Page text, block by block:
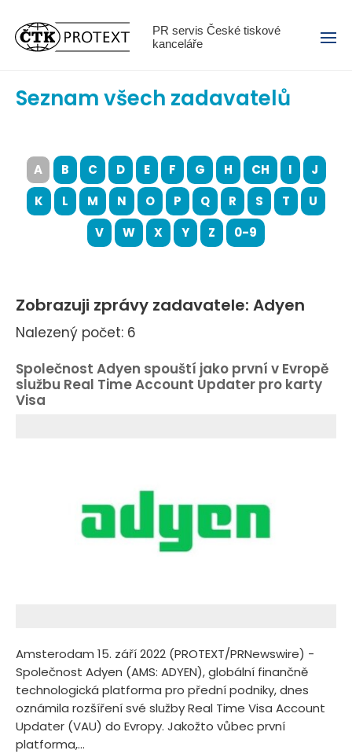
PR servis České tiskové
kanceláře
Menu
Seznam všech zadavatelů
A B C D E F G H CH I
J
K
L M N O P Q R S T
U
V
W X Y Z 0-9
Zobrazuji zprávy zadavatele: Adyen
Nalezený počet: 6
Společnost Adyen spouští jako první v Evropě
službu Real Time Account Updater pro karty
Visa
Amsterodam 15. září 2022 (PROTEXT/PRNewswire) -
Společnost Adyen (AMS: ADYEN), globální finančně
technologická platforma pro přední podniky, dnes
oznámila rozšíření své služby Real Time Visa Account
Updater (VAU) do Evropy. Jakožto vůbec první
platforma,...